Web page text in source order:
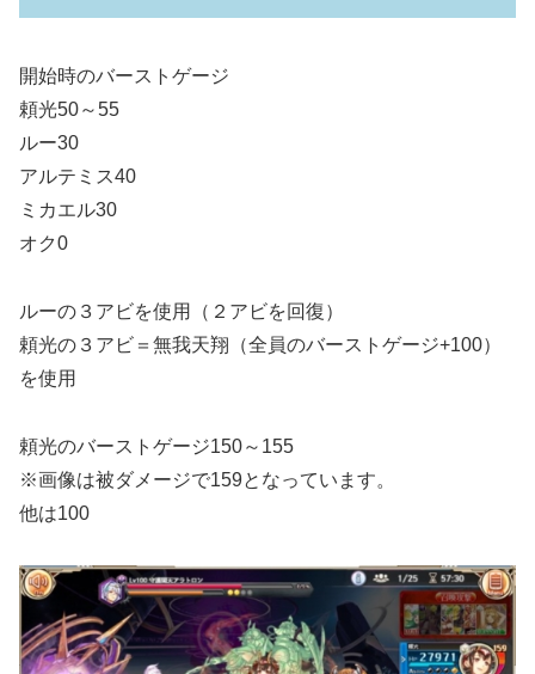
開始時のバーストゲージ
頼光50～55
ルー30
アルテミス40
ミカエル30
オク0
ルーの３アビを使用（２アビを回復）
頼光の３アビ＝無我天翔（全員のバーストゲージ+100）
を使用
頼光のバーストゲージ150～155
※画像は被ダメージで159となっています。
他は100